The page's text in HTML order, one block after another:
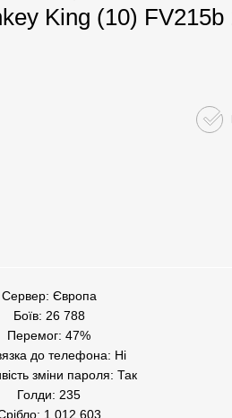
King (10) FV215b
Сервер: Європа
Боїв: 26 788
Перемог: 47%
до телефона: Ні
зміни пароля: Так
Голди: 235
1 012 603